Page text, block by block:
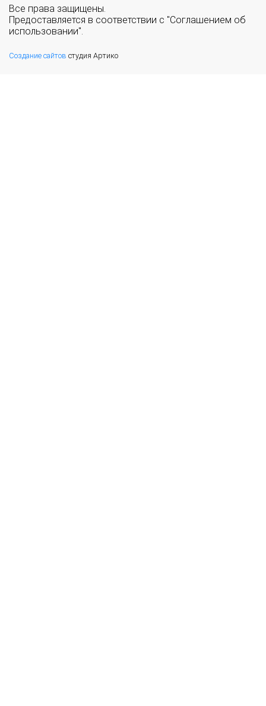
Все права защищены.
Предоставляется в соответствии с "Соглашением об
использовании".
Создание сайтов студия Артико